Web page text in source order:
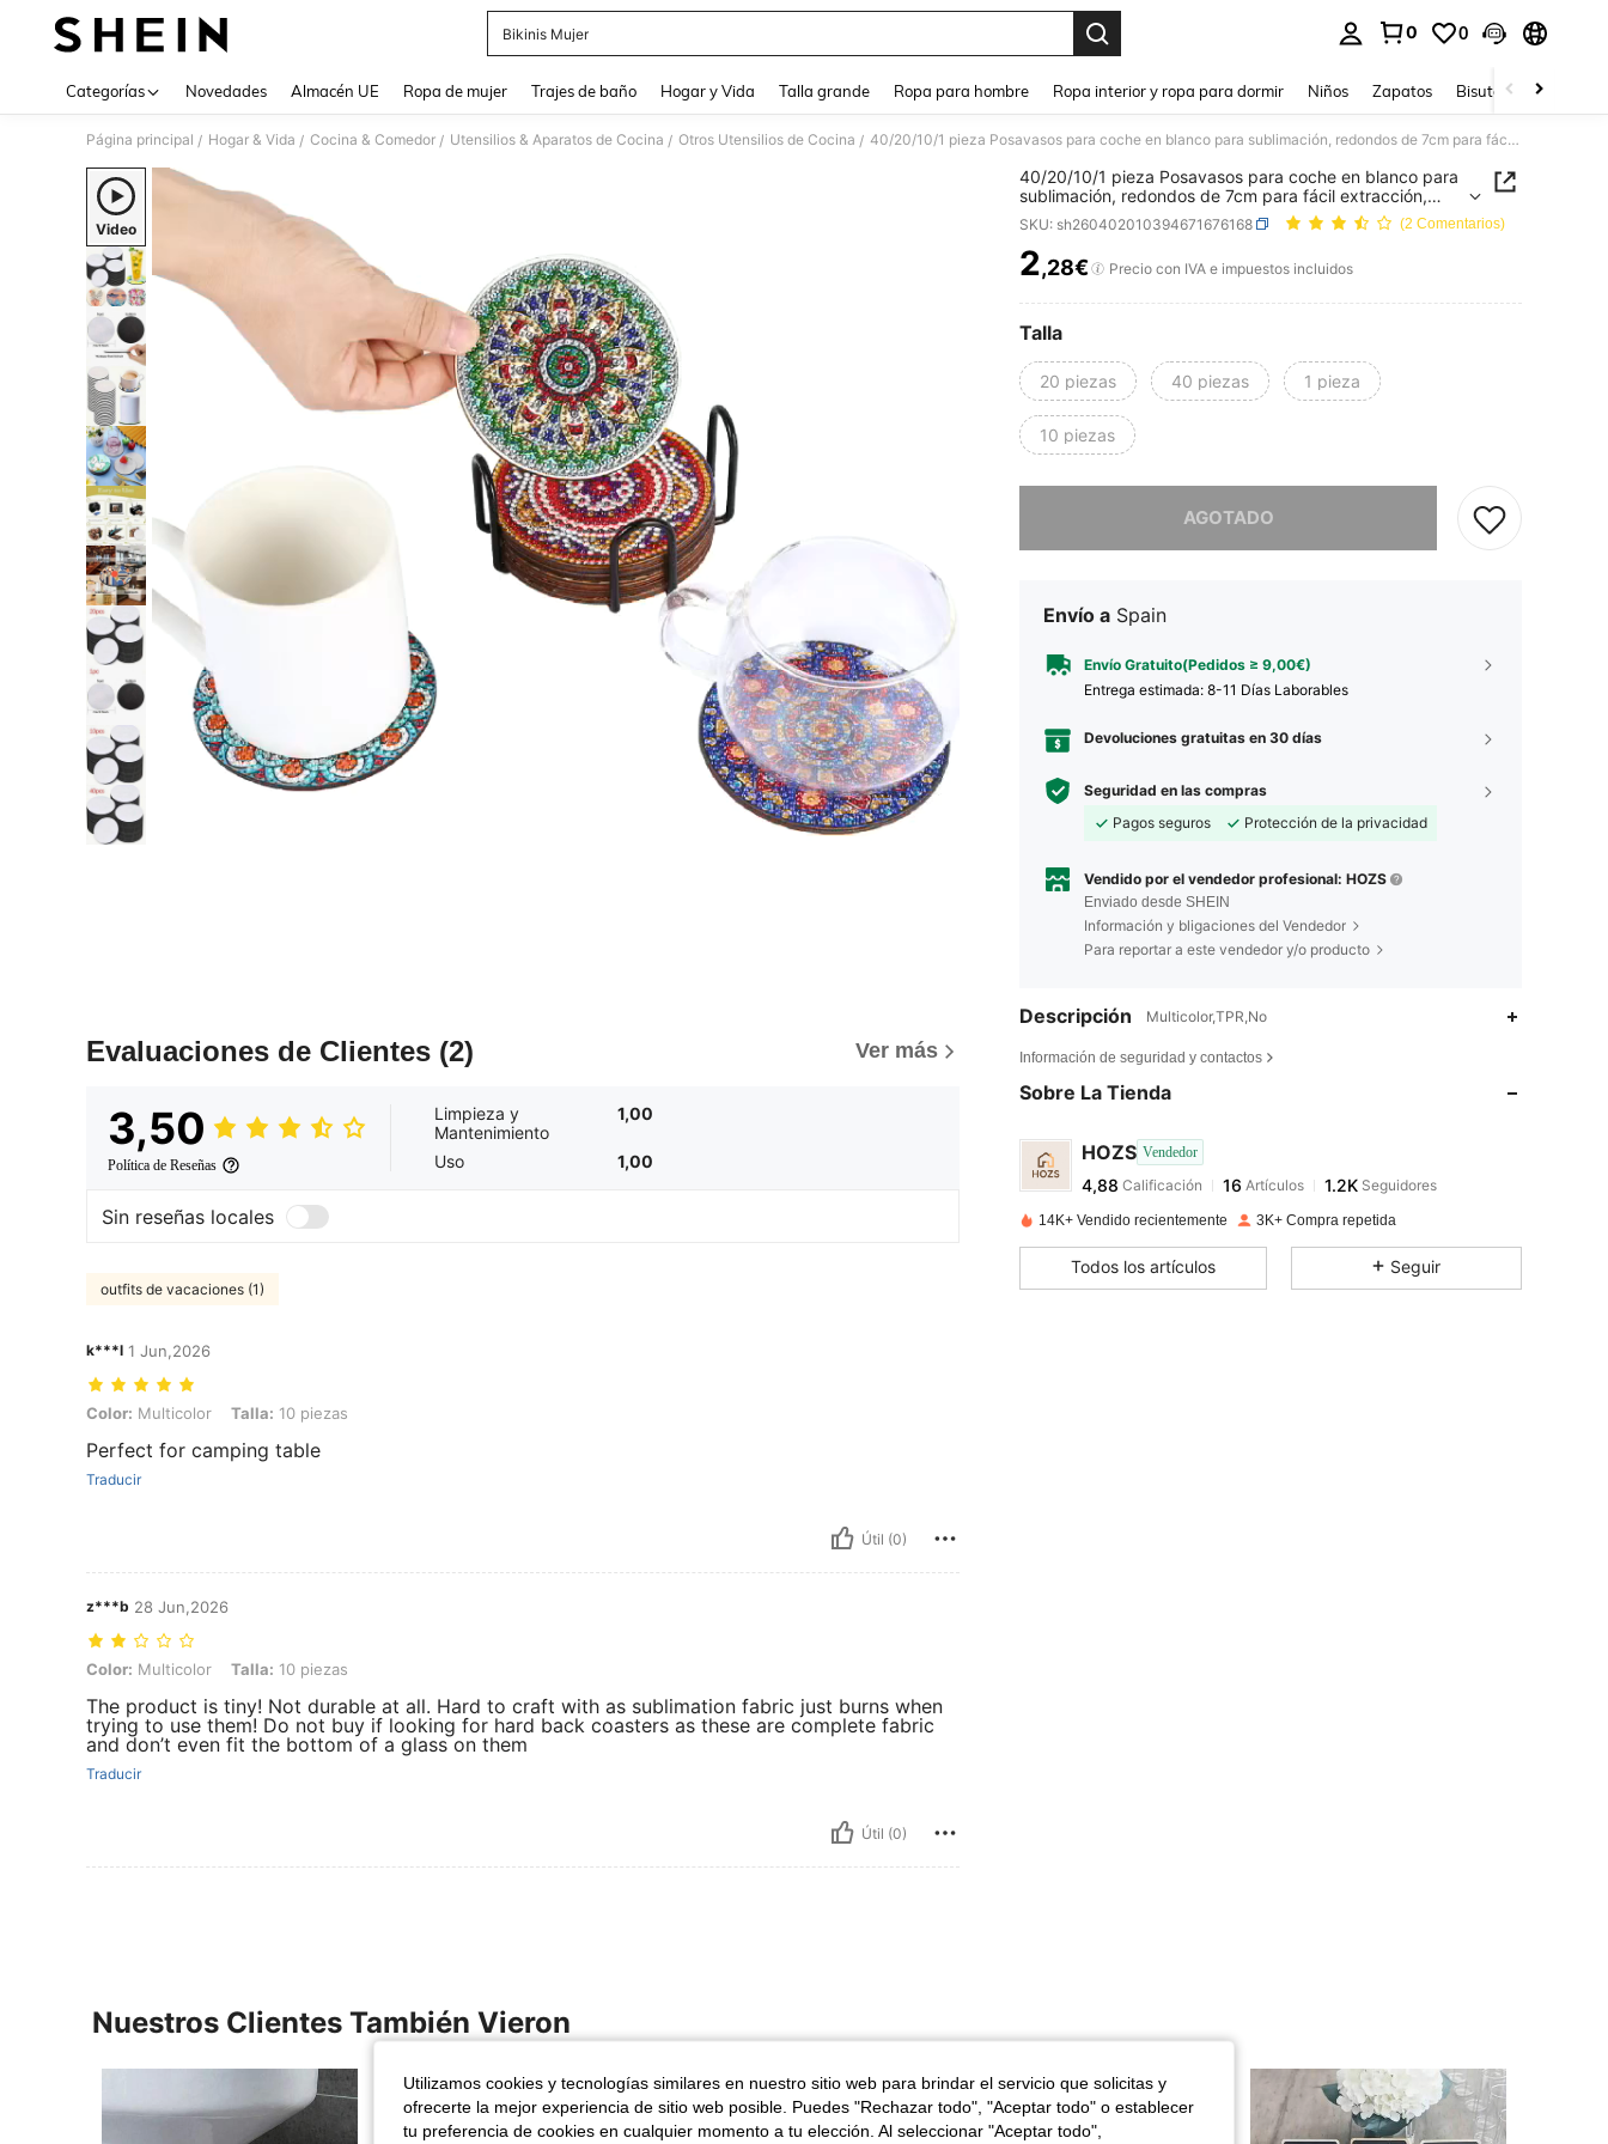
Bikinis Mujer
0 0
Categorías Novedades Almacén UE Ropa de mujer Trajes de baño Hogar y Vida Talla grande Ropa para hombre Ropa interior y ropa para dormir Niños Zapatos Bisutería Y
Página principal / Hogar & Vida / Cocina & Comedor / Utensilios & Aparatos de Cocina / Otros Utensilios de Cocina / 40/20/10/1 pieza Posavasos para coche en blanco para sublimación, redondos de 7cm para fácil extracción, manualidades DIY de sublimación por calor, alfombrillas para bebidas de vehículo, accesorios para vajilla
Video
Evaluaciones de Clientes (2) Ver más
3,50
Política de Reseñas
Limpieza y
Mantenimiento
1,00
Uso 1,00
Sin reseñas locales
outfits de vacaciones (1)
k***l 1 Jun,2026
Color: Multicolor, Talla: 10 piezas
Color: Multicolor Talla: 10 piezas
Perfect for camping table
Traducir
Útil (0)
z***b 28 Jun,2026
Color: Multicolor, Talla: 10 piezas
Color: Multicolor Talla: 10 piezas
The product is tiny! Not durable at all. Hard to craft with as sublimation fabric just burns when
trying to use them! Do not buy if looking for hard back coasters as these are complete fabric
and don’t even fit the bottom of a glass on them
Traducir
Útil (0)
40/20/10/1 pieza Posavasos para coche en blanco para
sublimación, redondos de 7cm para fácil extracción,
manualidades DIY de sublimación por calor, alfombrillas
para bebidas de vehículo, accesorios para vajilla
SKU: sh260402010394671676168 (2 Comentarios)
PRICE AND AVAILABILITY
2,28€ Precio con IVA e impuestos incluidos
Talla
20 piezas 40 piezas 1 pieza
10 piezas
AGOTADO
Envío a Spain
Envío Gratuito(Pedidos ≥ 9,00€)
Entrega estimada: 8-11 Días Laborables
Devoluciones gratuitas en 30 días
Seguridad en las compras
Pagos seguros
Protección de la privacidad
Vendido por el vendedor profesional: HOZS
Enviado desde SHEIN
Información y bligaciones del Vendedor
Para reportar a este vendedor y/o producto
Descripción Multicolor,TPR,No
Información de seguridad y contactos
Sobre La Tienda
HOZS Vendedor
4,88 16
4,88
Calificación
a***8pagadoHace 1 día
4,88 16 1.2K
14K+ Vendido recientemente 3K+ Compra repetida
Todos los artículos Seguir
Nuestros Clientes También Vieron
Utilizamos cookies y tecnologías similares en nuestro sitio web para brindar el servicio que solicitas y
ofrecerte la mejor experiencia de sitio web posible. Puedes "Rechazar todo", "Aceptar todo" o establecer
tu preferencia de cookies en cualquier momento a tu elección. Al seleccionar "Aceptar todo",